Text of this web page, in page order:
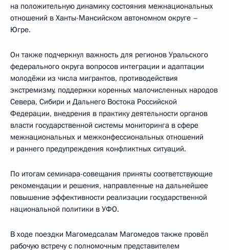
на положительную динамику состояния межнациональных
отношений в Ханты-Мансийском автономном округе –
Югре.
Он также подчеркнул важность для регионов Уральского
федерального округа вопросов интеграции и адаптации
молодёжи из числа мигрантов, противодействия
экстремизму, поддержки коренных малочисленных народов
Севера, Сибири и Дальнего Востока Российской
Федерации, внедрения в практику деятельности органов
власти государственной системы мониторинга в сфере
межнациональных и межконфессиональных отношений
и раннего предупреждения конфликтных ситуаций.
По итогам семинара-совещания приняты соответствующие
рекомендации и решения, направленные на дальнейшее
повышение эффективности реализации государственной
национальной политики в УФО.
В ходе поездки Магомедсалам Магомедов также провёл
рабочую встречу с полномочным представителем